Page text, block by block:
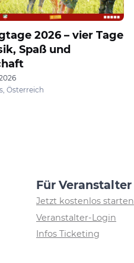
2026 – vier Tage
Spaß und
Österreich
Für Veranstalter
Jetzt kostenlos starten
Veranstalter-Login
Infos Ticketing